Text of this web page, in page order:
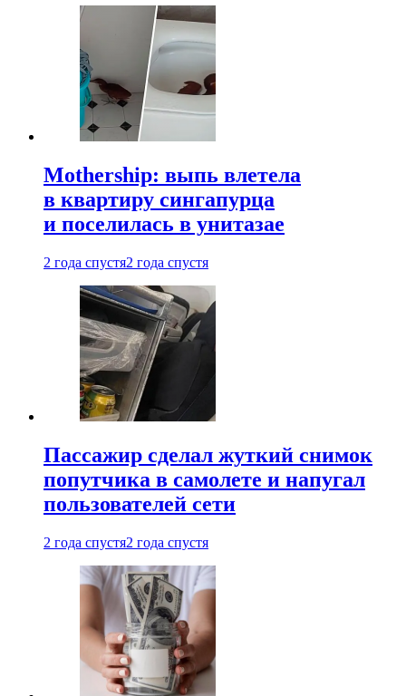
Mothership: выпь влетела
в квартиру сингапурца
и поселилась в унитазае
2 года спустя2 года спустя
Пассажир сделал жуткий снимок
попутчика в самолете и напугал
пользователей сети
2 года спустя2 года спустя